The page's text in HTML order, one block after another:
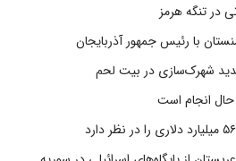
در تنگه هرمز
با رئیس جمهور آذربایجان
شهرک‌سازی در بیت‌ لحم
حال انجام است